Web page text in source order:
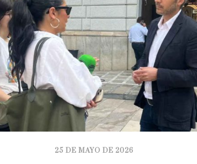
25 DE MAYO DE 2026